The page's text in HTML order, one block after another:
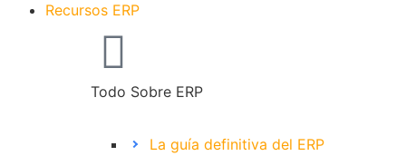
Recursos ERP
Todo Sobre ERP
La guía definitiva del ERP